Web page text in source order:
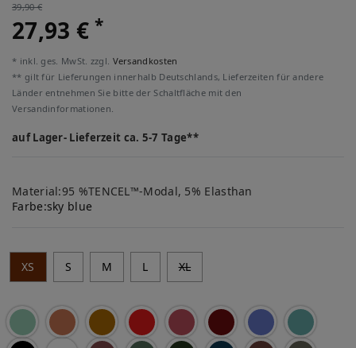
39,90 €
27,93 €*
* inkl. ges. MwSt. zzgl. Versandkosten
** gilt für Lieferungen innerhalb Deutschlands, Lieferzeiten für andere
Länder entnehmen Sie bitte der Schaltfläche mit den
Versandinformationen.
auf Lager- Lieferzeit ca. 5-7 Tage**
Material:95 %TENCEL™-Modal, 5% Elasthan
Farbe:sky blue
XS S M L XL